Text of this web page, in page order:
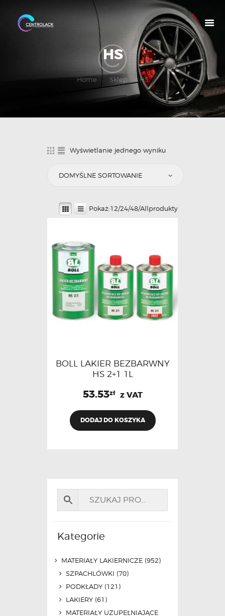
HS
Home Sklep HS
O NAS
Wyświetlanie jednego wyniku
Pokaż:12/24/48/Allprodukty
BOLL LAKIER BEZBARWNY
HS 2+1 1L
53.53zł z VAT
DODAJ DO KOSZYKA
Kategorie
MATERIAŁY LAKIERNICZE (952)
SZPACHLÓWKI (70)
PODKŁADY (121)
LAKIERY (61)
MATERIAŁY UZUPEŁNIAJĄCE